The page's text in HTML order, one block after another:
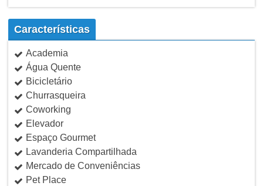
Características
Academia
Água Quente
Bicicletário
Churrasqueira
Coworking
Elevador
Espaço Gourmet
Lavanderia Compartilhada
Mercado de Conveniências
Pet Place